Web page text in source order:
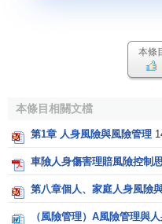
本條
本條目相關文檔
第1章 人身風險與風險管理
車險人身傷害理賠風險控制
第八章個人、家庭人身風險
（風險管理）A風險管理與